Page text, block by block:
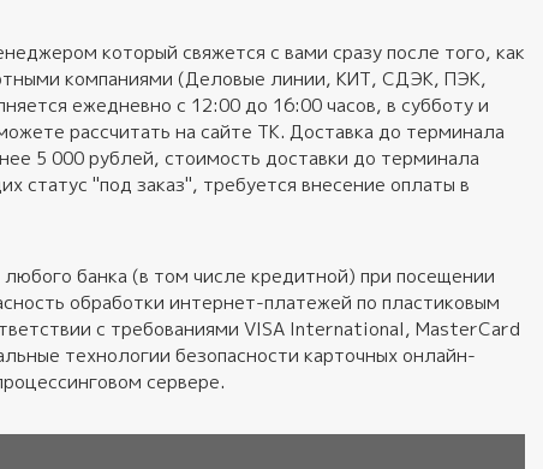
который свяжется с вами сразу после того, как
компаниями (Деловые линии, КИТ, СДЭК, ПЭК,
ежедневно с 12:00 до 16:00 часов, в субботу и
рассчитать на сайте ТК. Доставка до терминала
5 000 рублей, стоимость доставки до терминала
статус "под заказ", требуется внесение оплаты в
банка (в том числе кредитной) при посещении
обработки интернет-платежей по пластиковым
с требованиями VISA International, MasterCard
технологии безопасности карточных онлайн-
сервере.